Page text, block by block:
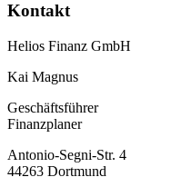
Kontakt
Helios Finanz GmbH
Kai Magnus
Geschäftsführer
Finanzplaner
Antonio-Segni-Str. 4
44263 Dortmund